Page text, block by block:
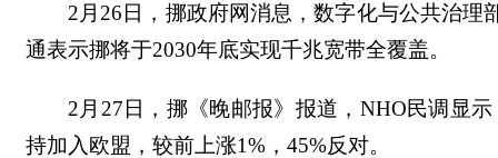
2月26日，挪政府网消息，数字化与公共治
通表示挪将于2030年底实现千兆宽带全覆盖。
2月27日，挪《晚邮报》报道，NHO民调显
持加入欧盟，较前上涨1%，45%反对。